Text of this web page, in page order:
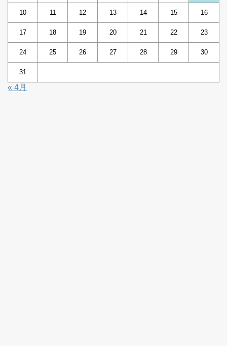
10 11 12 13 14 15 16
17 18 19 20 21 22 23
24 25 26 27 28 29 30
31
« 4月